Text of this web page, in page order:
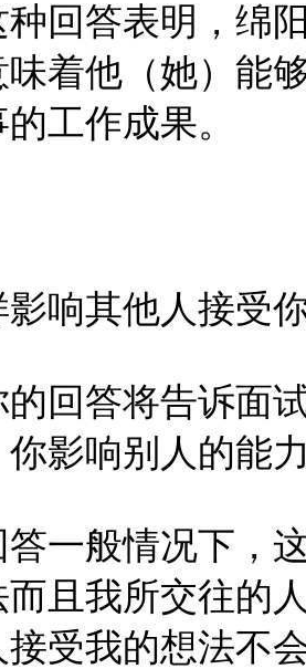
答表明，绵阳
着他（她）能
工作成果。
其他人接受
答将告诉面试
影响别人的能
般情况下，这
且我所交往的
受我的想法不